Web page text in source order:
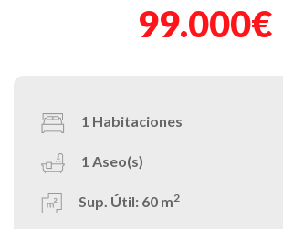
99.000€
1 Habitaciones
1 Aseo(s)
Sup. Útil: 60 m2